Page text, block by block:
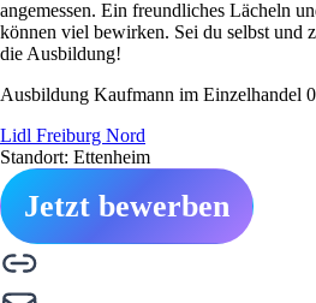
angemessen. Ein freundliches Lächeln
können viel bewirken. Sei du selbst und
die Ausbildung!
Ausbildung Kaufmann im Einzelhandel
Lidl Freiburg Nord
Standort: Ettenheim
Jetzt bewerben